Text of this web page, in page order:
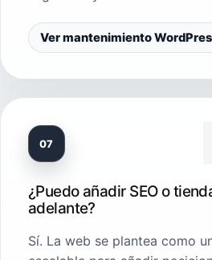
Ver mantenimiento
07
¿Puedo añadir SEO o
adelante?
Sí. La web se plantea como